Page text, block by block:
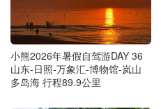
小熊2026年暑假自驾游DAY 36
山东-日照-万象汇-博物馆-岚山
多岛海 行程89.9公里